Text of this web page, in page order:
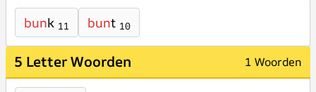
bunk 11 bunt 10
5 Letter Woorden 1 Woorden